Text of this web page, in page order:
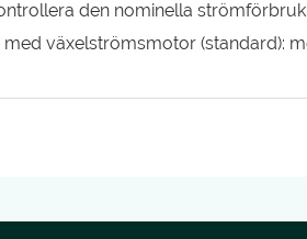
den nominella
med växelströmsmotor (standard):